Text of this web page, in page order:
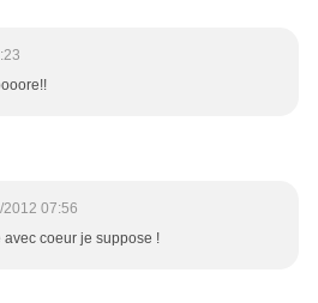
2012 07:56
coeur je suppose !